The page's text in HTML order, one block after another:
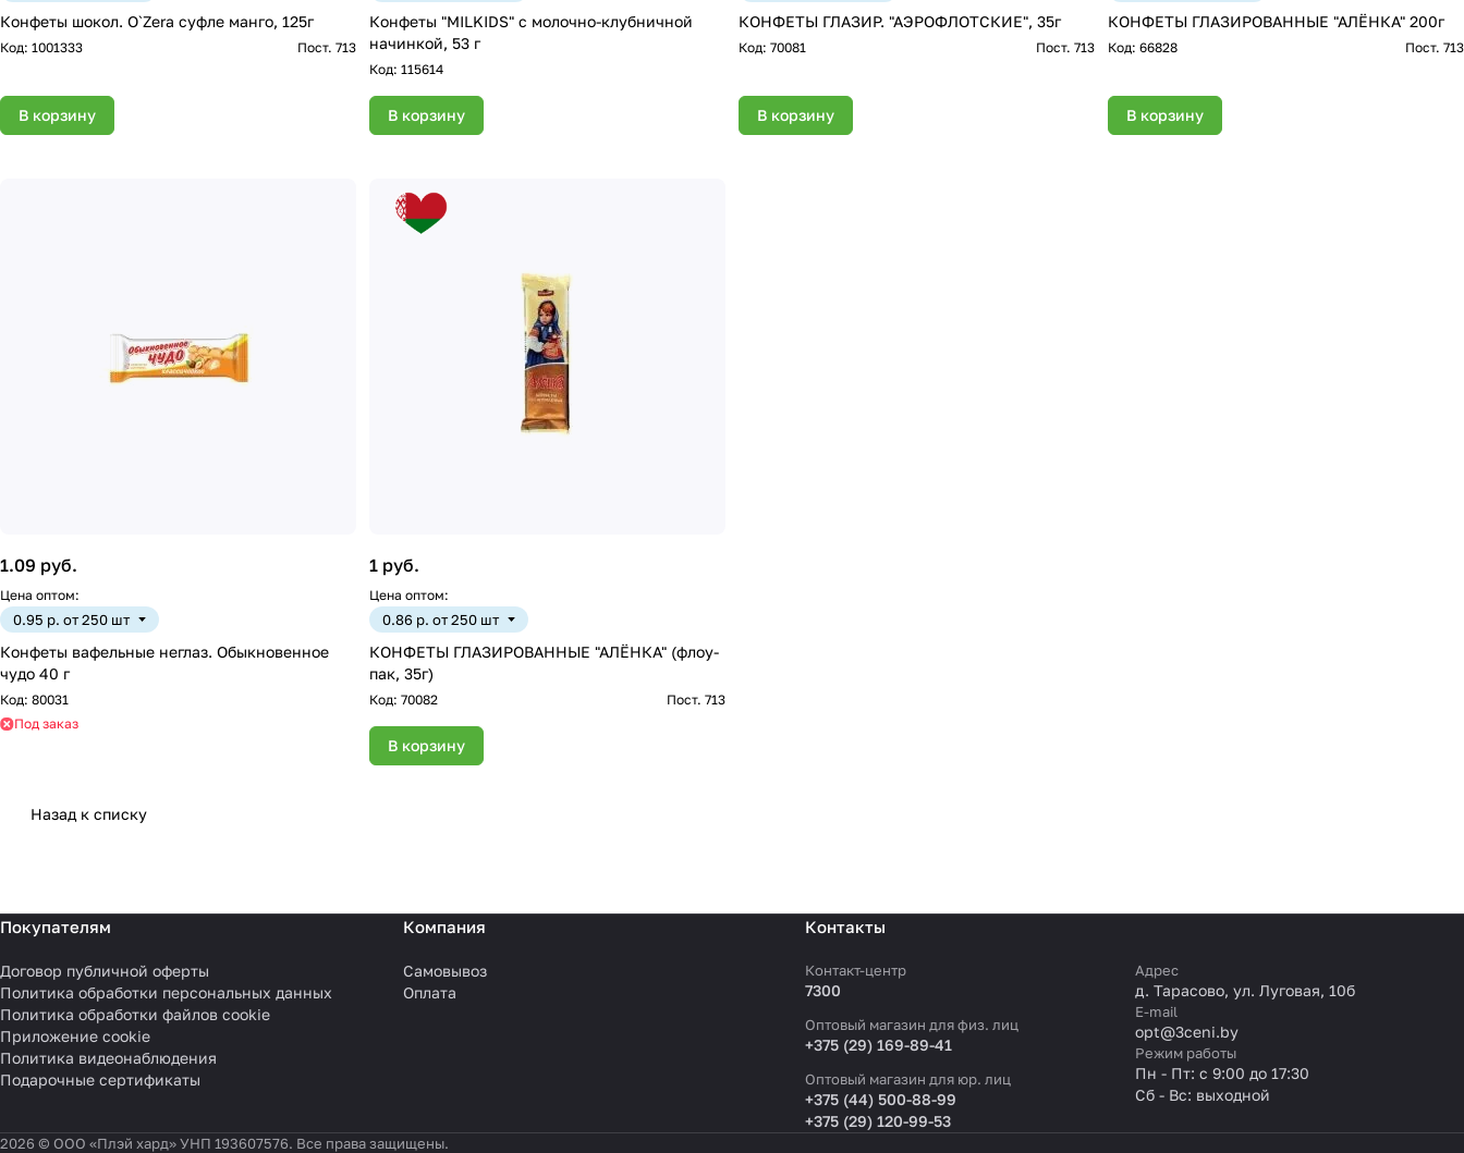
Конфеты шокол. O`Zera суфле манго, 125г
Код: 1001333 Пост. 713
В корзину
Конфеты "MILKIDS" с молочно-клубничной
начинкой, 53 г
Код: 115614
В корзину
КОНФЕТЫ ГЛАЗИР. "АЭРОФЛОТСКИЕ", 35г
Код: 70081 Пост. 713
В корзину
КОНФЕТЫ ГЛАЗИРОВАННЫЕ "АЛЁНКА" 200г
Код: 66828 Пост. 713
В корзину
1.09 руб.
Цена оптом:
0.95 р. от 250 шт
Конфеты вафельные неглаз. Обыкновенное
чудо 40 г
Код: 80031
Под заказ
1 руб.
Цена оптом:
0.86 р. от 250 шт
КОНФЕТЫ ГЛАЗИРОВАННЫЕ "АЛЁНКА" (флоу-
пак, 35г)
Код: 70082 Пост. 713
В корзину
Назад к списку
Покупателям
Договор публичной оферты
Политика обработки персональных данных
Политика обработки файлов cookie
Приложение cookie
Политика видеонаблюдения
Подарочные сертификаты
Компания
Самовывоз
Оплата
Контакты
Контакт-центр
7300
Оптовый магазин для физ. лиц
+375 (29) 169-89-41
Оптовый магазин для юр. лиц
+375 (44) 500-88-99
+375 (29) 120-99-53
Адрес
д. Тарасово, ул. Луговая, 10б
E-mail
opt@3ceni.by
Режим работы
Пн - Пт: с 9:00 до 17:30
Сб - Вс: выходной
2026 © ООО «Плэй хард» УНП 193607576. Все права защищены.